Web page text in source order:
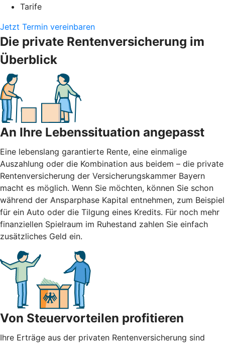
Tarife
Jetzt Termin vereinbaren
Die private Rentenversicherung im
Überblick
An Ihre Lebenssituation angepasst
Eine lebenslang garantierte Rente, eine einmalige
Auszahlung oder die Kombination aus beidem – die private
Rentenversicherung der Versicherungskammer Bayern
macht es möglich. Wenn Sie möchten, können Sie schon
während der Ansparphase Kapital entnehmen, zum Beispiel
für ein Auto oder die Tilgung eines Kredits. Für noch mehr
finanziellen Spielraum im Ruhestand zahlen Sie einfach
zusätzliches Geld ein.
Von Steuervorteilen profitieren
Ihre Erträge aus der privaten Rentenversicherung sind